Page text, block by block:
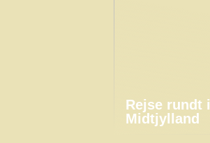
Rejse rundt i
Midtjylland